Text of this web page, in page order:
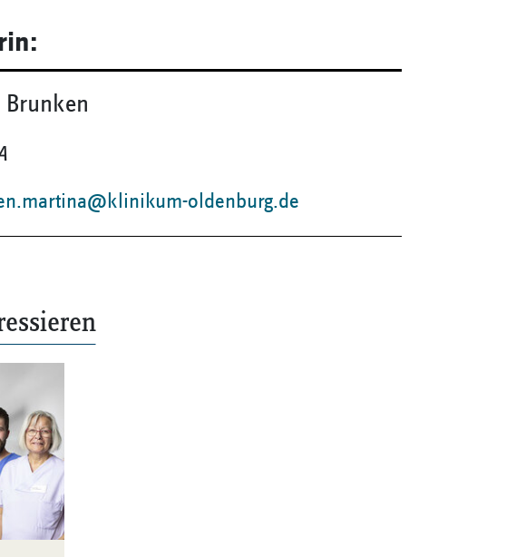
oldenburg.de